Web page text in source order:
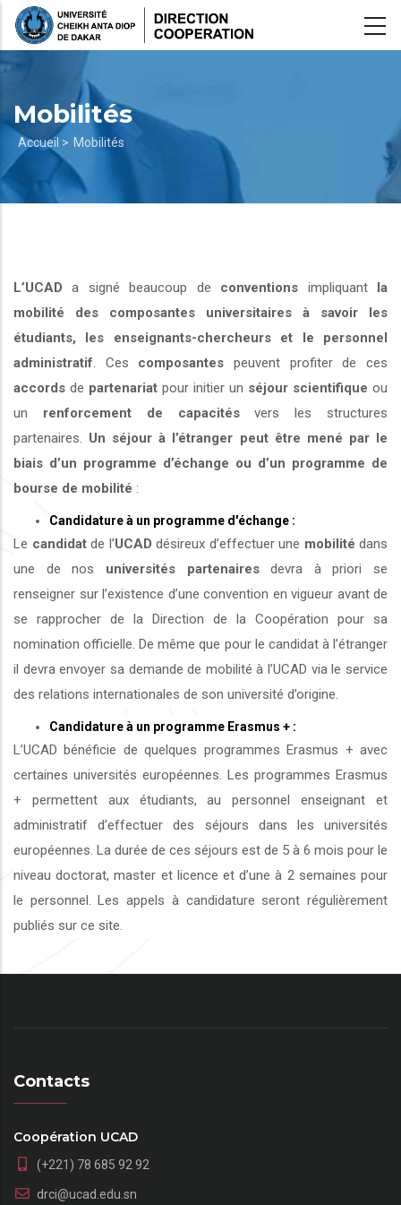
Aller
Mobilités
Fil
d'Ariane
Accueil > Mobilités
L’UCAD a signé beaucoup de conventions impliquant la
mobilité des composantes universitaires à savoir les
étudiants, les enseignants-chercheurs et le personnel
administratif . Ces composantes peuvent profiter de ces
accords de partenariat pour initier un séjour scientifique ou
un renforcement de capacitésvers les structures
partenaires. Un séjour à l’étranger peut être mené par le
biais d’un programme d’échange ou d’un programme de
bourse de mobilité :
Candidature à un programme d'échange :
Le candidatde l’UCAD désireux d’effectuer une mobilité dans
une de nos universités partenairesdevra à priori se
renseigner sur l’existence d’une convention en vigueur avant de
se rapprocher de la Direction de la Coopération pour sa
nomination officielle. De même que pour le candidat à l’étranger
il devra envoyer sa demande de mobilité à l’UCAD via le service
des relations internationales de son université d’origine.
Candidature à un programme Erasmus + :
L’UCAD bénéficie de quelques programmes Erasmus + avec
certaines universités européennes. Les programmes Erasmus
+ permettent aux étudiants, au personnel enseignant et
administratif d’effectuer des séjours dans les universités
européennes. La durée de ces séjours est de 5 à 6 mois pour le
niveau doctorat, master et licence et d’une à 2 semaines pour
le personnel. Les appels à candidature seront régulièrement
publiés sur ce site.
Contacts
Coopération UCAD
(+221) 78 685 92 92
drci@ucad.edu.sn